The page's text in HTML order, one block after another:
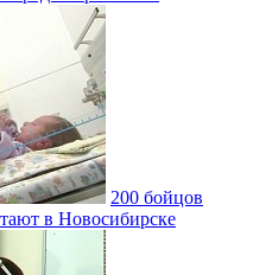
200 бойцов
в Новосибирске